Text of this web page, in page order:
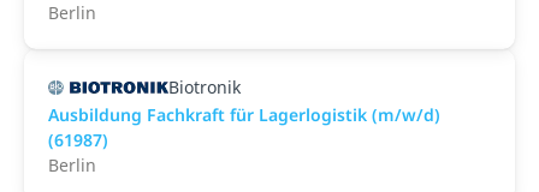
Berlin
Biotronik
Ausbildung Fachkraft für Lagerlogistik (m/w/d)
(61987)
Berlin